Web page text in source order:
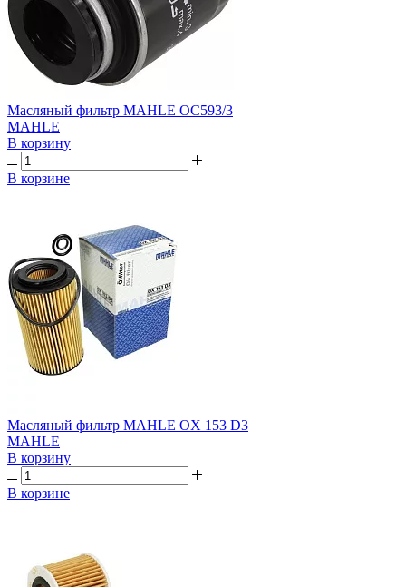
Масляный фильтр MAHLE OC593/3
MAHLE
В корзину
В корзине
Масляный фильтр MAHLE OX 153 D3
MAHLE
В корзину
В корзине